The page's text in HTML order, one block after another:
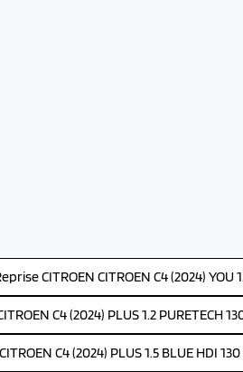
CITROEN CITROEN C4 (2024) YOU
C4 (2024) PLUS 1.2 PURETECH
C4 (2024) PLUS 1.5 BLUE HDI